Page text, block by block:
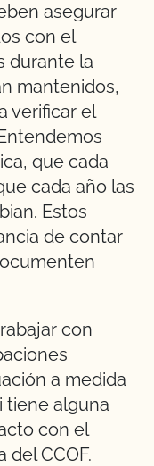
asegurar
con el
durante la
mantenidos,
verificar el
que cada
cada año las
Estos
de contar
con
a medida
tiene alguna
con el
del CCOF.